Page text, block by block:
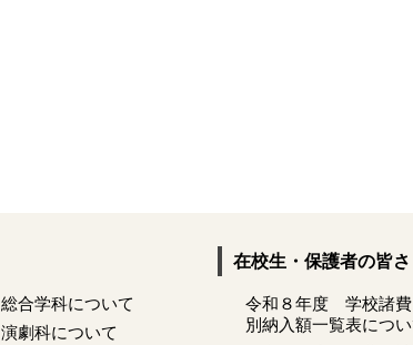
総合学科について
演劇科について
在校生・保護者の皆
令和８年度 学校諸
別納入額一覧表につ